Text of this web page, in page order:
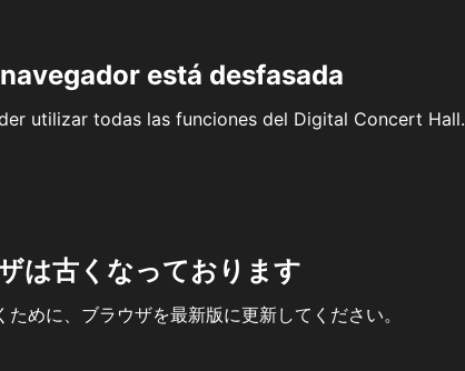
está desfasada
utilizar todas las funciones del Digital Concert Hall.
は古くなっております
めに、ブラウザを最新版に更新してください。